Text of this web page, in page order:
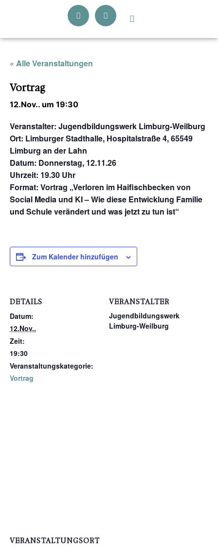
« Alle Veranstaltungen
Vortrag
12.Nov.. um 19:30
Veranstalter: Jugendbildungswerk Limburg-Weilburg
Ort: Limburger Stadthalle, Hospitalstraße 4, 65549
Limburg an der Lahn
Datum: Donnerstag, 12.11.26
Uhrzeit: 19.30 Uhr
Format: Vortrag „Verloren im Haifischbecken von
Social Media und KI – Wie diese Entwicklung Familie
und Schule verändert und was jetzt zu tun ist“
Zum Kalender hinzufügen
DETAILS
Datum:
12.Nov..
Zeit:
19:30
Veranstaltungskategorie:
Vortrag
VERANSTALTER
Jugendbildungswerk
Limburg-Weilburg
VERANSTALTUNGSORT